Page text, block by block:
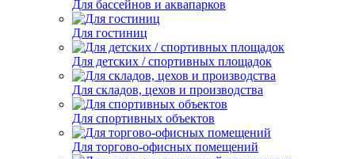
Для бассейнов и аквапарков
Для гостиниц
Для детских / спортивных площадок
Для складов, цехов и производства
Для спортивных объектов
Для торгово-офисных помещений